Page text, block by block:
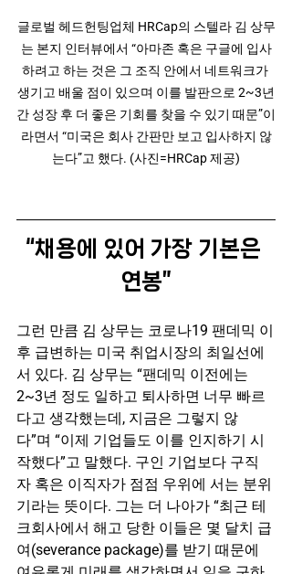
글로벌 헤드헌팅업체 HRCap의 스텔라 김 상무
는 본지 인터뷰에서 “아마존 혹은 구글에 입사
하려고 하는 것은 그 조직 안에서 네트워크가
생기고 배울 점이 있으며 이를 발판으로 2~3년
간 성장 후 더 좋은 기회를 찾을 수 있기 때문”이
라면서 “미국은 회사 간판만 보고 입사하지 않
는다”고 했다. (사진=HRCap 제공)
“채용에 있어 가장 기본은
연봉”
그런 만큼 김 상무는 코로나19 팬데믹 이
후 급변하는 미국 취업시장의 최일선에
서 있다. 김 상무는 “팬데믹 이전에는
2~3년 정도 일하고 퇴사하면 너무 빠르
다고 생각했는데, 지금은 그렇지 않
다”며 “이제 기업들도 이를 인지하기 시
작했다”고 말했다. 구인 기업보다 구직
자 혹은 이직자가 점점 우위에 서는 분위
기라는 뜻이다. 그는 더 나아가 “최근 테
크회사에서 해고 당한 이들은 몇 달치 급
여(severance package)를 받기 때문에